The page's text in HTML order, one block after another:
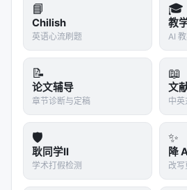
在自己手里，也不要被关起来，
愿意为了安全放弃一部分自由
相信自己"。还有些人的价值观
月他也许宁愿被关，这个月他也
所以真正的临床实践不是"医生决
案"。至少，不应该是。它应该是
患者自己的价值观框架内做决定
策"（shared decision making）
不同患者有不同的价值排序，同
阶段也会有不同的排序，而且这
📘
Chilish
英语心流刷题
🎓
教
AI
📝
论文辅导
章节诊断与定稿
📖
文
中英
🛡️
耿同学II
学术打假检测
✨
降
改写